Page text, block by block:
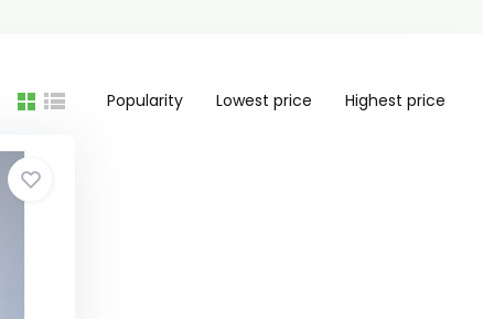
Popularity Lowest price Highest price